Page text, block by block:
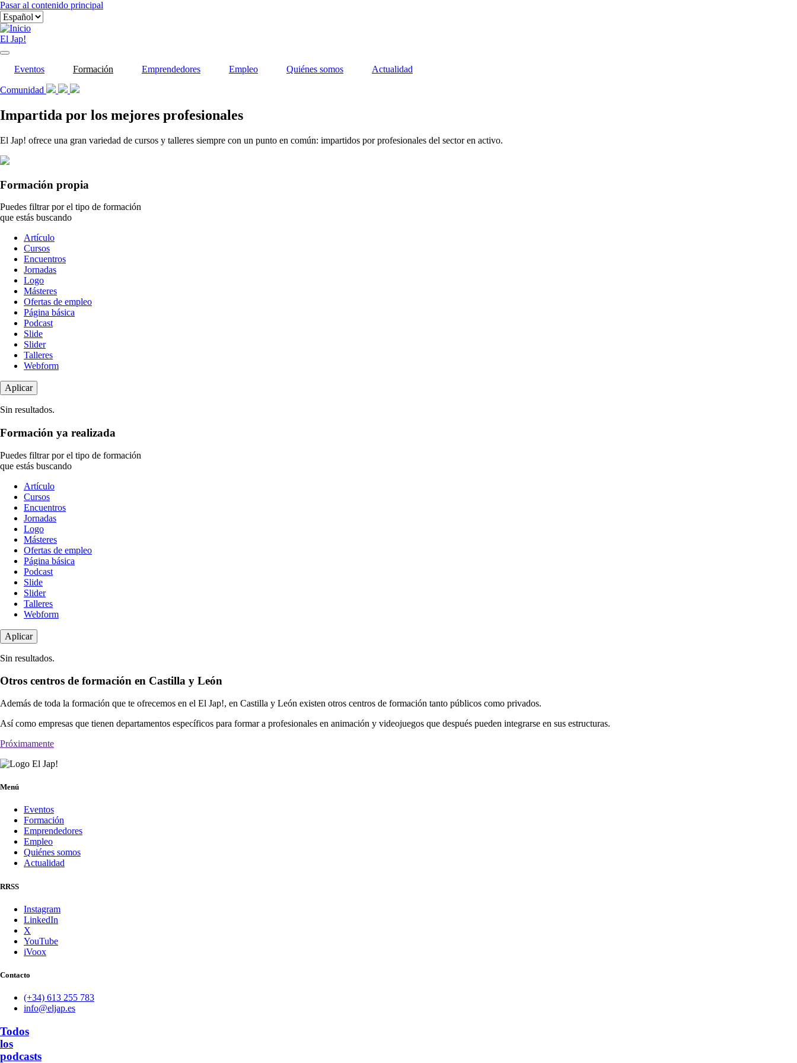
Pasar al contenido principal
El Jap!
Eventos Formación Emprendedores Empleo Quiénes somos Actualidad
Comunidad
Impartida por los mejores profesionales
El Jap! ofrece una gran variedad de cursos y talleres siempre con un punto en común: impartidos por profesionales del sector en activo.
Formación propia
Puedes filtrar por el tipo de formación
que estás buscando
Tipo
contenido
Artículo
Cursos
Encuentros
Jornadas
Logo
Másteres
Ofertas de empleo
Página básica
Podcast
Slide
Slider
Talleres
Webform
Sin resultados.
Formación ya realizada
Puedes filtrar por el tipo de formación
que estás buscando
Tipo
contenido
Artículo
Cursos
Encuentros
Jornadas
Logo
Másteres
Ofertas de empleo
Página básica
Podcast
Slide
Slider
Talleres
Webform
Sin resultados.
Otros centros de formación en Castilla y León
Además de toda la formación que te ofrecemos en el El Jap!, en Castilla y León existen otros centros de formación tanto públicos como privados.
Así como empresas que tienen departamentos específicos para formar a profesionales en animación y videojuegos que después pueden integrarse en sus estructuras.
Próximamente
Menú
Eventos
Formación
Emprendedores
Empleo
Quiénes somos
Actualidad
RRSS
Instagram
LinkedIn
X
YouTube
iVoox
Contacto
(+34) 613 255 783
info@eljap.es
Todos
los
podcasts